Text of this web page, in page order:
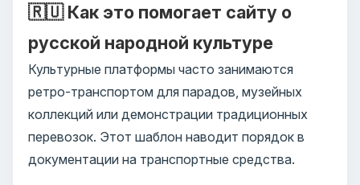
🇷🇺 Как это помогает сайту о
русской народной культуре
Культурные платформы часто занимаются
ретро-транспортом для парадов, музейных
коллекций или демонстрации традиционных
перевозок. Этот шаблон наводит порядок в
документации на транспортные средства.